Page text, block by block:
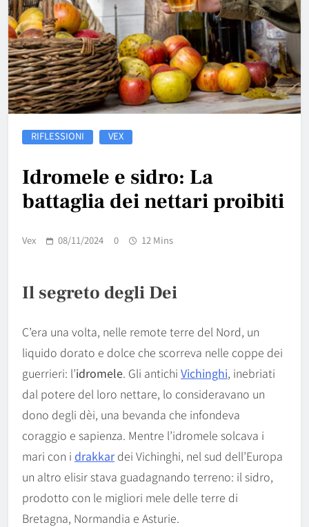
RIFLESSIONI VEX
Idromele e sidro: La
battaglia dei nettari proibiti
Vex 08/11/2024 0 12 Mins
Il segreto degli Dei
C’era una volta, nelle remote terre del Nord, un
liquido dorato e dolce che scorreva nelle coppe dei
guerrieri: l’idromele. Gli antichi Vichinghi, inebriati
dal potere del loro nettare, lo consideravano un
dono degli dèi, una bevanda che infondeva
coraggio e sapienza. Mentre l’idromele solcava i
mari con i drakkar dei Vichinghi, nel sud dell’Europa
un altro elisir stava guadagnando terreno: il sidro,
prodotto con le migliori mele delle terre di
Bretagna, Normandia e Asturie.